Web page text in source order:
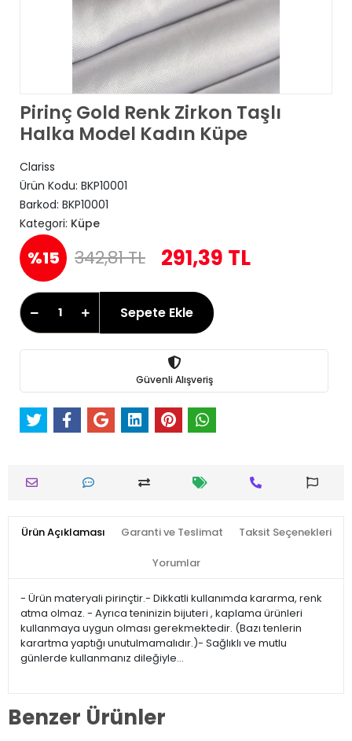
Pirinç Gold Renk Zirkon Taşlı
Halka Model Kadın Küpe
Clariss
Ürün Kodu: BKP10001
Barkod: BKP10001
Kategori: Küpe
%15 342,81 TL 291,39 TL
Sepete Ekle
Güvenli Alışveriş
Ürün Açıklaması Garanti ve Teslimat Taksit Seçenekleri
Yorumlar
- Ürün materyali pirinçtir.- Dikkatli kullanımda kararma, renk
atma olmaz. - Ayrıca teninizin bijuteri , kaplama ürünleri
kullanmaya uygun olması gerekmektedir. (Bazı tenlerin
karartma yaptığı unutulmamalıdır.)- Sağlıklı ve mutlu
günlerde kullanmanız dileğiyle…
Benzer Ürünler